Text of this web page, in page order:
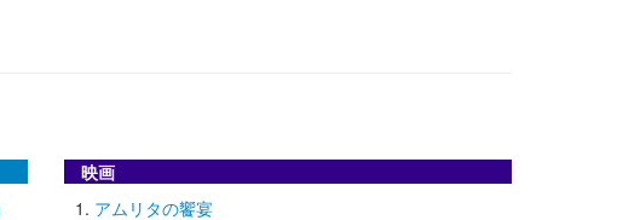
映画
アムリタの饗宴